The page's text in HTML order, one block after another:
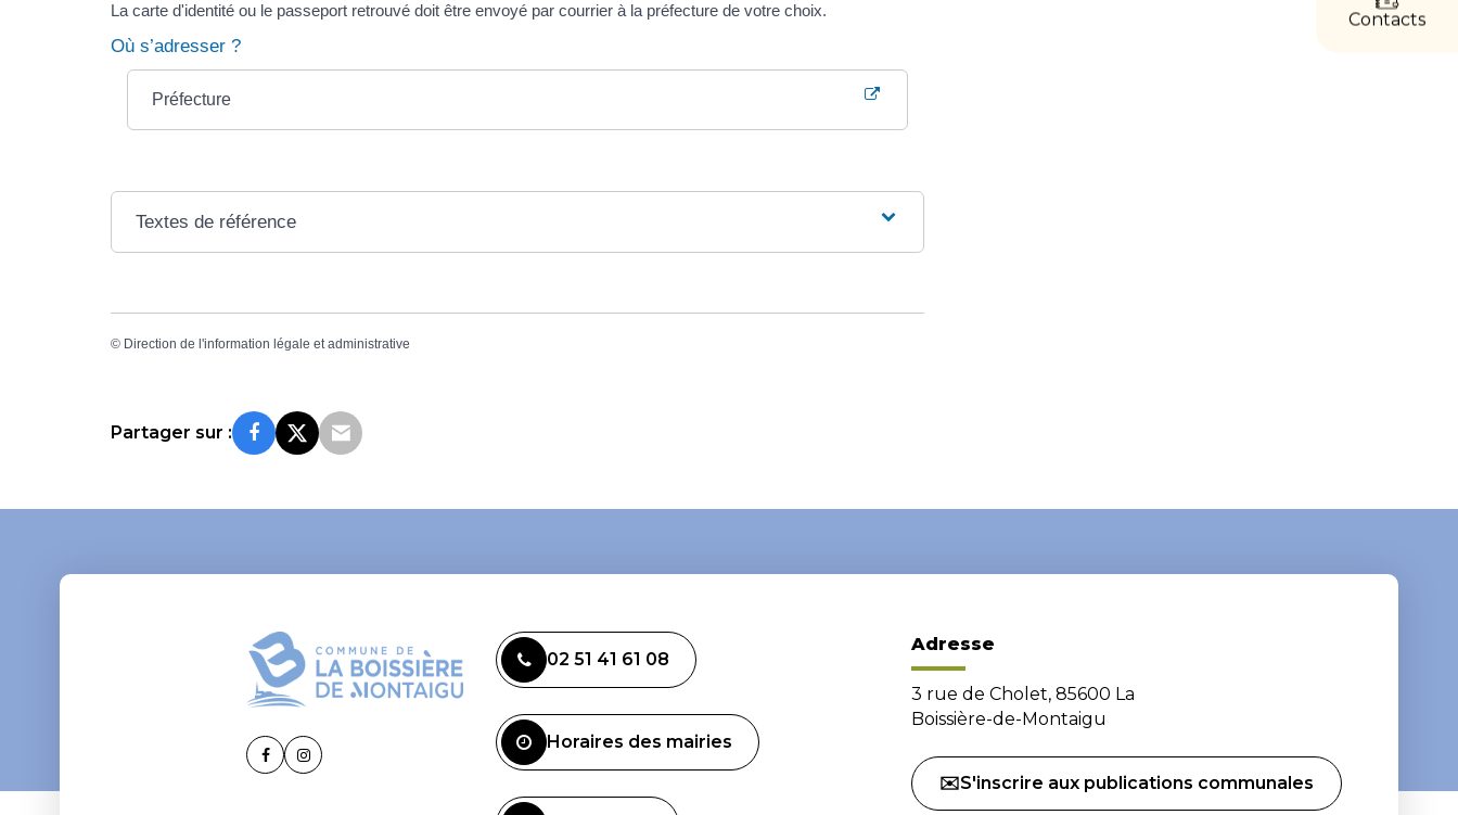
Contacts
La carte d'identité ou le passeport retrouvé doit être envoyé par courrier à la préfecture de votre choix.
Où s’adresser ?
Préfecture
Textes de référence
© Direction de l'information légale et administrative
Partager sur :
Lien Lien
02 51 41 61 08
Horaires des mairies
Adresse
3 rue de Cholet, 85600 La
Boissière-de-Montaigu
✉️S'inscrire aux publications communales